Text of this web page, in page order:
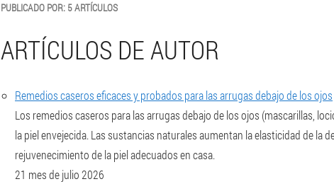
PUBLICADO POR: 5 ARTÍCULOS
ARTÍCULOS DE AUTOR
Remedios caseros eficaces y probados para las arrugas debajo de los ojos
Los remedios caseros para las arrugas debajo de los ojos (mascarillas,
la piel envejecida. Las sustancias naturales aumentan la elasticidad de la
rejuvenecimiento de la piel adecuados en casa.
21 mes de julio 2026